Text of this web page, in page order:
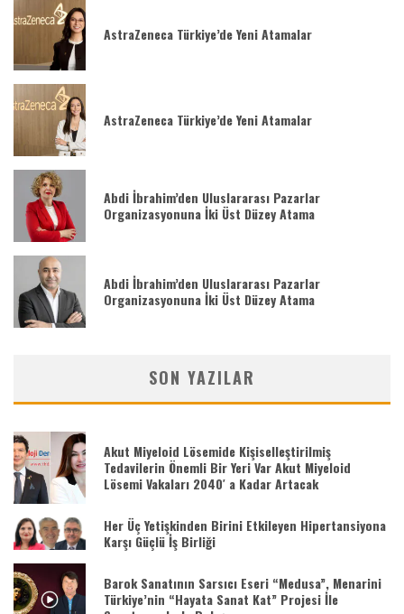
AstraZeneca Türkiye’de Yeni Atamalar
AstraZeneca Türkiye’de Yeni Atamalar
Abdi İbrahim’den Uluslararası Pazarlar
Organizasyonuna İki Üst Düzey Atama
Abdi İbrahim’den Uluslararası Pazarlar
Organizasyonuna İki Üst Düzey Atama
SON YAZILAR
Akut Miyeloid Lösemide Kişiselleştirilmiş
Tedavilerin Önemli Bir Yeri Var Akut Miyeloid
Lösemi Vakaları 2040′ a Kadar Artacak
Her Üç Yetişkinden Birini Etkileyen Hipertansiyona
Karşı Güçlü İş Birliği
Barok Sanatının Sarsıcı Eseri “Medusa”, Menarini
Türkiye’nin “Hayata Sanat Kat” Projesi İle